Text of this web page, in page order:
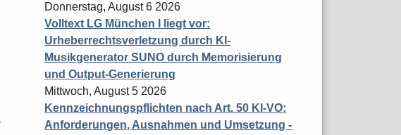
Donnerstag, August 6 2026
Volltext LG München I liegt vor:
Urheberrechtsverletzung durch KI-
Musikgenerator SUNO durch Memorisierung
und Output-Generierung
Mittwoch, August 5 2026
Kennzeichnungspflichten nach Art. 50 KI-VO:
Anforderungen, Ausnahmen und Umsetzung -